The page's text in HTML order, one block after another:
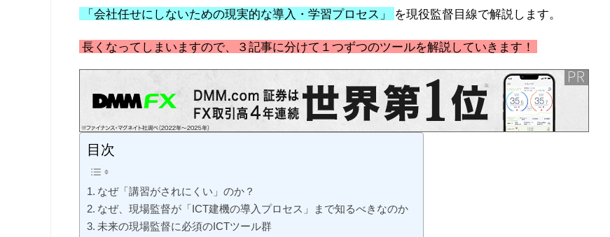
「会社任せにしないための現実的な導入・学習プロセス」 を現役監督目線で解説します。
長くなってしまいますので、３記事に分けて１つずつのツールを解説していきます！
目次
なぜ「講習がされにくい」のか？
なぜ、現場監督が「ICT建機の導入プロセス」まで知るべきなのか
未来の現場監督に必須のICTツール群